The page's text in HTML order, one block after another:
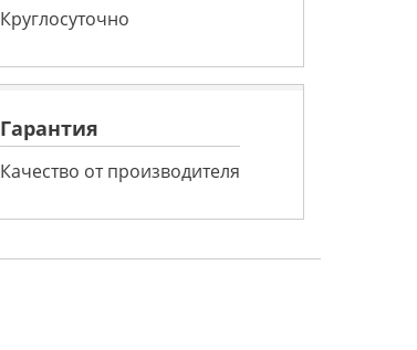
Круглосуточно
Гарантия
Качество от производителя